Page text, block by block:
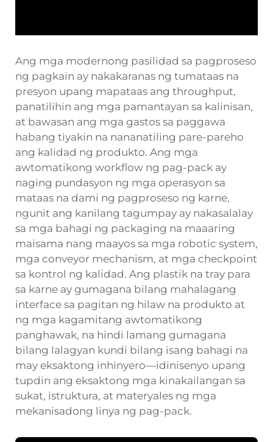
Ang mga modernong pasilidad sa pagproseso
ng pagkain ay nakakaranas ng tumataas na
presyon upang mapataas ang throughput,
panatilihin ang mga pamantayan sa kalinisan,
at bawasan ang mga gastos sa paggawa
habang tiyakin na nananatiling pare-pareho
ang kalidad ng produkto. Ang mga
awtomatikong workflow ng pag-pack ay
naging pundasyon ng mga operasyon sa
mataas na dami ng pagproseso ng karne,
ngunit ang kanilang tagumpay ay nakasalalay
sa mga bahagi ng packaging na maaaring
maisama nang maayos sa mga robotic system,
mga conveyor mechanism, at mga checkpoint
sa kontrol ng kalidad. Ang plastik na tray para
sa karne ay gumagana bilang mahalagang
interface sa pagitan ng hilaw na produkto at
ng mga kagamitang awtomatikong
panghawak, na hindi lamang gumagana
bilang lalagyan kundi bilang isang bahagi na
may eksaktong inhinyero—idinisenyo upang
tupdin ang eksaktong mga kinakailangan sa
sukat, istruktura, at materyales ng mga
mekanisadong linya ng pag-pack.